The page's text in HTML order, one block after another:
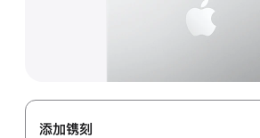
添加镌刻